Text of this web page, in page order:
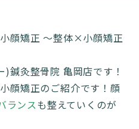
顔矯正 ～整体×小顔矯正
)鍼灸整骨院 亀岡店です！
顔矯正のご紹介です！顔
ランスも整えていくのが